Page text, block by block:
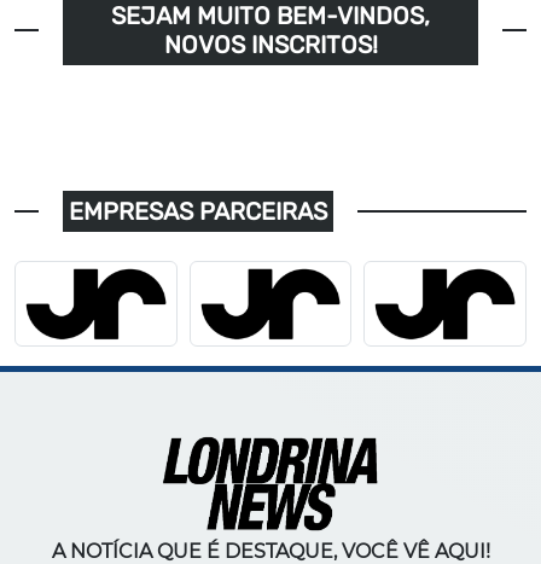
SEJAM MUITO BEM-VINDOS,
NOVOS INSCRITOS!
EMPRESAS PARCEIRAS
A NOTÍCIA QUE É DESTAQUE, VOCÊ VÊ AQUI!